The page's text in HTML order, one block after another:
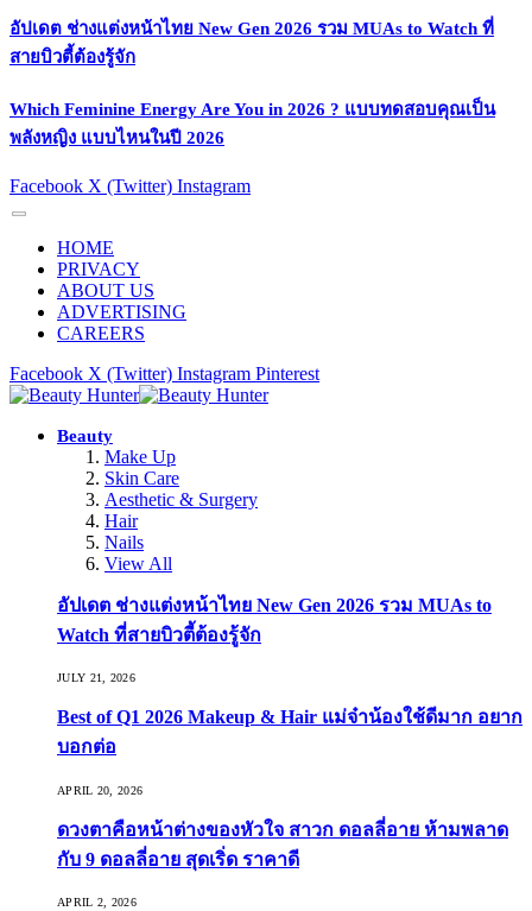
อัปเดต ช่างแต่งหน้าไทย New Gen 2026 รวม MUAs to Watch ที่
สายบิวตี้ต้องรู้จัก
Which Feminine Energy Are You in 2026 ? แบบทดสอบคุณเป็น
พลังหญิง แบบไหนในปี 2026
Facebook X (Twitter) Instagram
HOME
PRIVACY
ABOUT US
ADVERTISING
CAREERS
Facebook X (Twitter) Instagram Pinterest
Beauty
Make Up
Skin Care
Aesthetic & Surgery
Hair
Nails
View All
อัปเดต ช่างแต่งหน้าไทย New Gen 2026 รวม MUAs to
Watch ที่สายบิวตี้ต้องรู้จัก
JULY 21, 2026
Best of Q1 2026 Makeup & Hair แม่จ๋าน้องใช้ดีมาก อยาก
บอกต่อ
APRIL 20, 2026
ดวงตาคือหน้าต่างของหัวใจ สาวก ดอลลี่อาย ห้ามพลาด
กับ 9 ดอลลี่อาย สุดเริ่ด ราคาดี
APRIL 2, 2026